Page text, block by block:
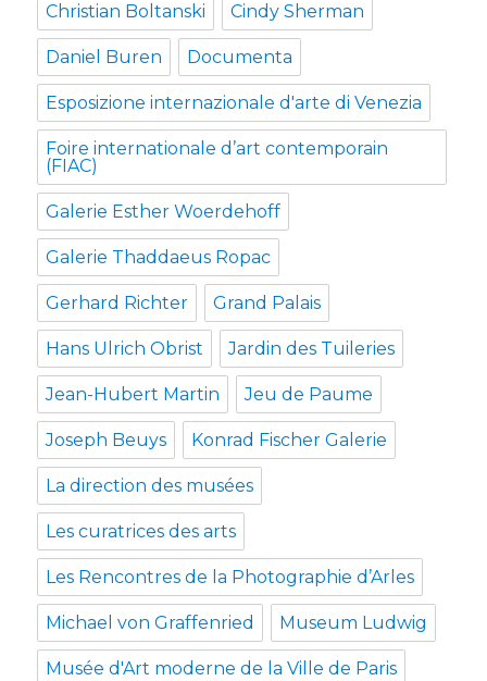
Christian Boltanski Cindy Sherman
Daniel Buren Documenta
Esposizione internazionale d'arte di Venezia
Foire internationale d’art contemporain
(FIAC)
Galerie Esther Woerdehoff
Galerie Thaddaeus Ropac
Gerhard Richter Grand Palais
Hans Ulrich Obrist Jardin des Tuileries
Jean-Hubert Martin Jeu de Paume
Joseph Beuys Konrad Fischer Galerie
La direction des musées
Les curatrices des arts
Les Rencontres de la Photographie d’Arles
Michael von Graffenried Museum Ludwig
Musée d'Art moderne de la Ville de Paris